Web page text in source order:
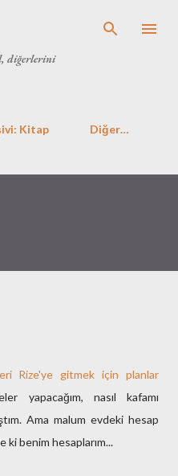
diğerlerini
Kitap Diğer…
Rize'ye gitmek için planlar
yapacağım, nasıl kafamı
Ama malum evdeki hesap
ki benim hesaplarım...